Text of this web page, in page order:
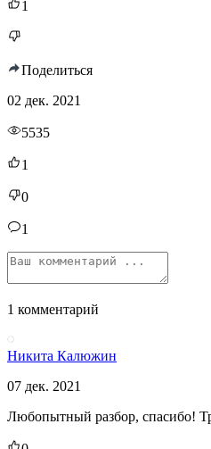
1
Поделиться
02 дек. 2021
5535
1
0
1
1 комментарий
Никита Калюжин
07 дек. 2021
Любопытный разбор, спасибо!